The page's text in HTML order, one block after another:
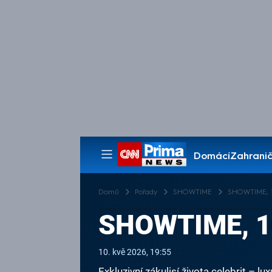
Domácí
Pořady
Domů Pořady SHOWTIME SHOWTIME,
SHOWTIME,
10. kvě 2026, 19:55